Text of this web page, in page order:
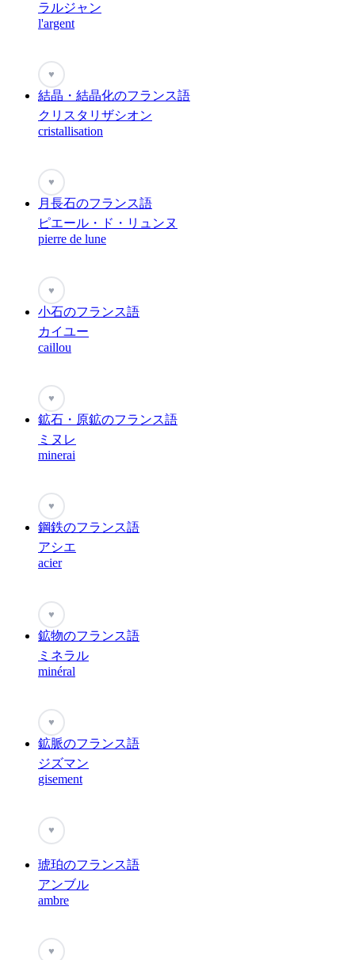
ラルジャン
l'argent
♥
結晶・結晶化のフランス語
クリスタリザシオン
cristallisation
♥
月長石のフランス語
ピエール・ド・リュンヌ
pierre de lune
♥
小石のフランス語
カイユー
caillou
♥
鉱石・原鉱のフランス語
ミヌレ
minerai
♥
鋼鉄のフランス語
アシエ
acier
♥
鉱物のフランス語
ミネラル
minéral
♥
鉱脈のフランス語
ジズマン
gisement
♥
琥珀のフランス語
アンブル
ambre
♥